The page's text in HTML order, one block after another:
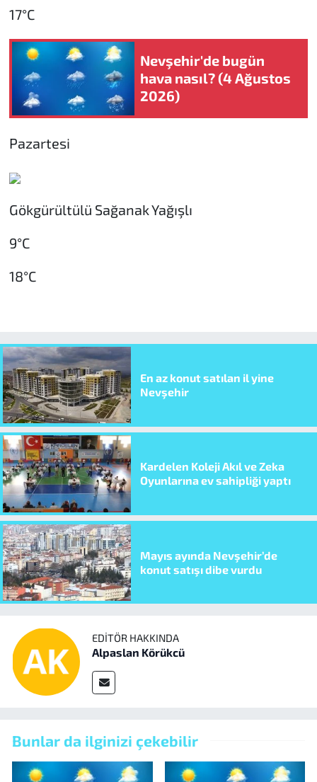
17°C
Nevşehir'de bugün
hava nasıl? (4 Ağustos
2026)
Pazartesi
Gökgürültülü Sağanak Yağışlı
9°C
18°C
En az konut satılan il yine
Nevşehir
Kardelen Koleji Akıl ve Zeka
Oyunlarına ev sahipliği yaptı
Mayıs ayında Nevşehir’de
konut satışı dibe vurdu
EDITÖR HAKKINDA
Alpaslan Körükcü
Bunlar da ilginizi çekebilir